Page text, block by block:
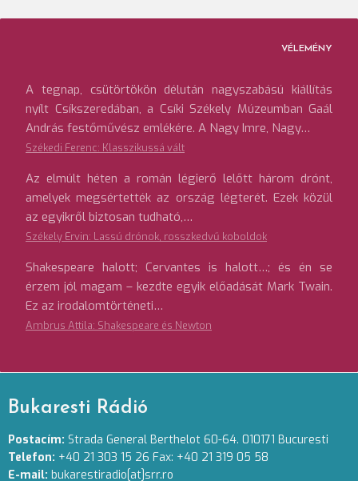
VÉLEMÉNY
A tegnap, csütörtökön délután nagyszabású kiállítás
nyílt Csíkszeredában, a Csíki Székely Múzeumban Gaál
András festőművész emlékére. A Nagy Imre, Nagy…
Székedi Ferenc: Klasszikussá vált
Az elmúlt héten a román légierő lelőtt három drónt,
amelyek megsértették az ország légterét. Ezek közül
az egyikről biztosan tudható,…
Székely Ervin: Lassú drónok, rosszkedvű koboldok
Shakespeare halott; Cervantes is halott…; és én se
érzem jól magam – kezdte egyik előadását Mark Twain.
Ez az irodalomtörténeti…
Ambrus Attila: Shakespeare és Newton
Bukaresti Rádió
Postacím: Strada General Berthelot 60-64. 010171 Bucuresti
Telefon: +40 21 303 15 26 Fax: +40 21 319 05 58
E-mail: bukarestiradio[at]srr.ro